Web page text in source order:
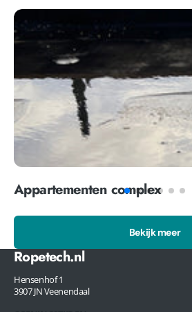
Bekijk meer
Appartementen complex
Ropetech.nl
Hensenhof 1
3907 JN Veenendaal